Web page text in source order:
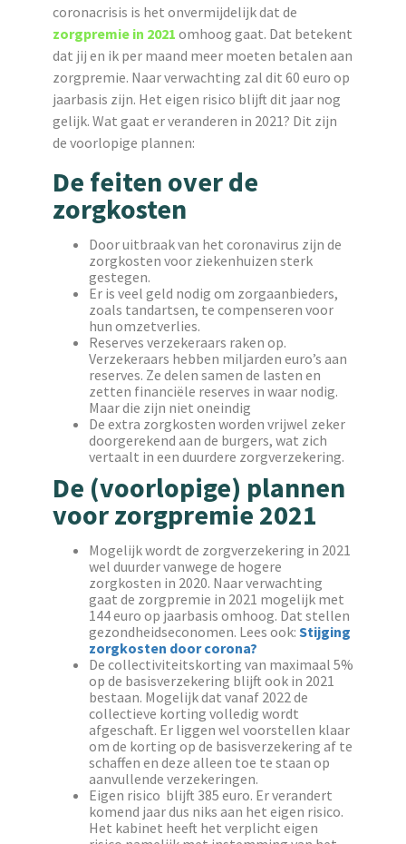
coronacrisis is het onvermijdelijk dat de
zorgpremie in 2021 omhoog gaat. Dat betekent
dat jij en ik per maand meer moeten betalen aan
zorgpremie. Naar verwachting zal dit 60 euro op
jaarbasis zijn. Het eigen risico blijft dit jaar nog
gelijk. Wat gaat er veranderen in 2021? Dit zijn
de voorlopige plannen:
De feiten over de
zorgkosten
Door uitbraak van het coronavirus zijn de
zorgkosten voor ziekenhuizen sterk
gestegen.
Er is veel geld nodig om zorgaanbieders,
zoals tandartsen, te compenseren voor
hun omzetverlies.
Reserves verzekeraars raken op.
Verzekeraars hebben miljarden euro’s aan
reserves. Ze delen samen de lasten en
zetten financiële reserves in waar nodig.
Maar die zijn niet oneindig
De extra zorgkosten worden vrijwel zeker
doorgerekend aan de burgers, wat zich
vertaalt in een duurdere zorgverzekering.
De (voorlopige) plannen
voor zorgpremie 2021
Mogelijk wordt de zorgverzekering in 2021
wel duurder vanwege de hogere
zorgkosten in 2020. Naar verwachting
gaat de zorgpremie in 2021 mogelijk met
144 euro op jaarbasis omhoog. Dat stellen
gezondheidseconomen. Lees ook: Stijging
zorgkosten door corona?
De collectiviteitskorting van maximaal 5%
op de basisverzekering blijft ook in 2021
bestaan. Mogelijk dat vanaf 2022 de
collectieve korting volledig wordt
afgeschaft. Er liggen wel voorstellen klaar
om de korting op de basisverzekering af te
schaffen en deze alleen toe te staan op
aanvullende verzekeringen.
Eigen risico blijft 385 euro. Er verandert
komend jaar dus niks aan het eigen risico.
Het kabinet heeft het verplicht eigen